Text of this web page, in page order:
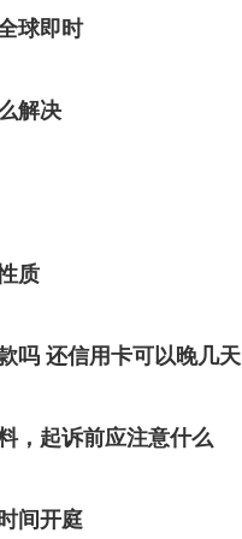
球即时
解决
质
吗 还信用卡可以晚几天
，起诉前应注意什么
间开庭